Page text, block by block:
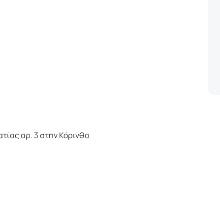
αρ. 3 στην Κόρινθο